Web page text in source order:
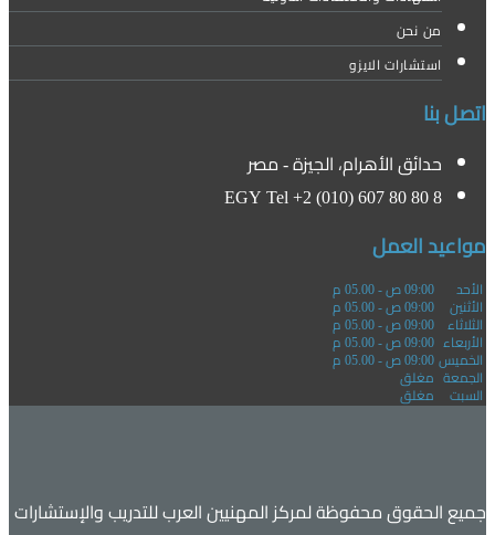
من نحن
استشارات الايزو
اتصل بنا
حدائق الأهرام، الجيزة - مصر
EGY Tel +2 (010) 607 80 80 8
مواعيد العمل
الأحد 09:00 ص - 05.00 م
الأثنين 09:00 ص - 05.00 م
الثلاثاء 09:00 ص - 05.00 م
الأربعاء 09:00 ص - 05.00 م
الخميس09:00 ص - 05.00 م
الجمعة مغلق
السبت مغلق
جميع الحقوق محفوظة لمركز المهنيين العرب للتدريب والإستشارات